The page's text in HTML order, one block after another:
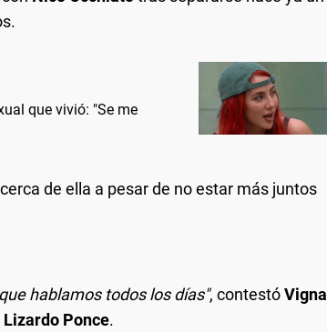
que vivió: "Se me
de ella a pesar de no estar más juntos
hablamos todos los días", contestóVigna
Lizardo Ponce.